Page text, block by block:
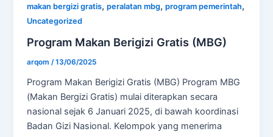
makan bergizi gratis,peralatan mbg,program pemerintah,
Uncategorized
Program Makan Berigizi Gratis (MBG)
arqom/13/06/2025
Program Makan Berigizi Gratis (MBG) Program MBG
(Makan Bergizi Gratis) mulai diterapkan secara
nasional sejak 6 Januari 2025, di bawah koordinasi
Badan Gizi Nasional. Kelompok yang menerima